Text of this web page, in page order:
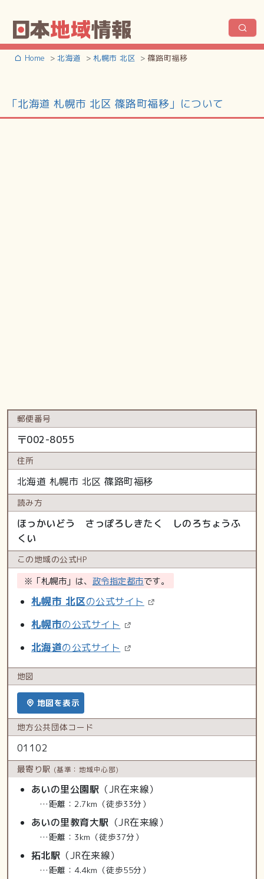
Home 北海道 札幌市 北区 篠路町福移
「北海道 札幌市 北区 篠路町福移」について
郵便番号
〒002-8055
住所
北海道 札幌市 北区 篠路町福移
読み方
ほっかいどう さっぽろしきたく しのろちょうふ
くい
この地域の公式HP
※「札幌市」は、 政令指定都市です。
札幌市 北区の公式サイト
札幌市の公式サイト
北海道の公式サイト
地図
地図を表示
地方公共団体コード
01102
最寄り駅 (基準：地域中心部)
あいの里公園駅 （JR在来線）
…距離：2.7km（徒歩33分）
あいの里教育大駅 （JR在来線）
…距離：3km（徒歩37分）
拓北駅 （JR在来線）
…距離：4.4km（徒歩55分）